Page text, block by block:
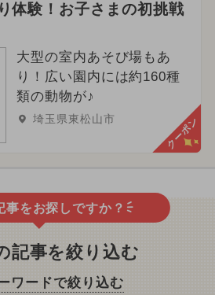
体験！お子さまの初挑戦
大型の室内あそび場もあ
り！広い園内には約160種
類の動物が♪
埼玉県東松山市 クーポン
事をお探しですか？
記事を絞り込む
ワードで絞り込む